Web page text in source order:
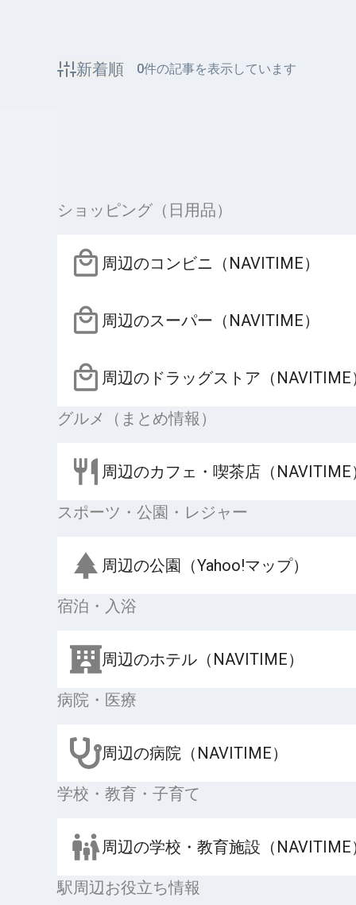
新着順 0件の記事を表示しています
ショッピング（日用品）
周辺のコンビニ（NAVITIME）
周辺のスーパー（NAVITIME）
周辺のドラッグストア（NAVITIME
グルメ（まとめ情報）
周辺のカフェ・喫茶店（NAVITIME
スポーツ・公園・レジャー
周辺の公園（Yahoo!マップ）
宿泊・入浴
周辺のホテル（NAVITIME）
病院・医療
周辺の病院（NAVITIME）
学校・教育・子育て
周辺の学校・教育施設（NAVITIME
駅周辺お役立ち情報